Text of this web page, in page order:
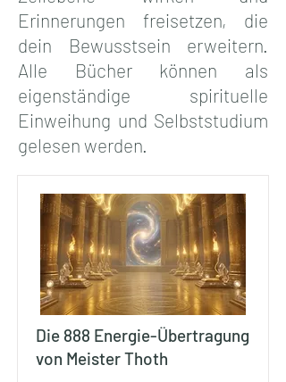
Erinnerungen freisetzen, die
dein Bewusstsein erweitern.
Alle Bücher können als
eigenständige spirituelle
Einweihung und Selbststudium
gelesen werden.
Die 888 Energie-Übertragung
von Meister Thoth